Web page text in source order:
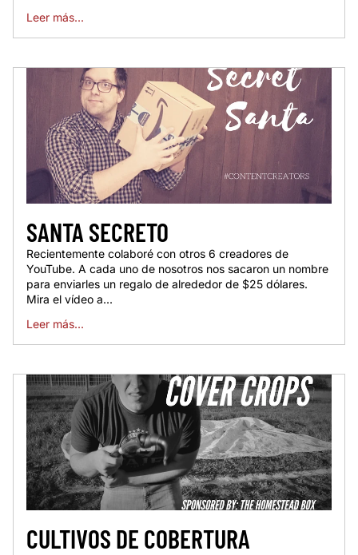
Leer más...
SANTA SECRETO
Recientemente colaboré con otros 6 creadores de
YouTube. A cada uno de nosotros nos sacaron un nombre
para enviarles un regalo de alrededor de $25 dólares.
Mira el vídeo a...
Leer más...
CULTIVOS DE COBERTURA